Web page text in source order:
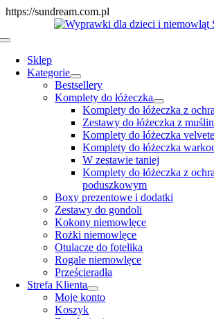
https://sundream.com.pl
to
Toggle
Navigation
Sklep
Kategorie
Bestsellery
Komplety do łóżeczka
Komplety do łóżeczka z
Zestawy do łóżeczka z
Komplety do łóżeczka
Komplety do łóżeczka
W zestawie taniej
Komplety do łóżeczka z
poduszkowym
Boxy prezentowe i dodatki
Zestawy do gondoli
Kokony niemowlęce
Rożki niemowlęce
Otulacze do fotelika
Rogale niemowlęce
Prześcieradła
Strefa Klienta
Moje konto
Koszyk